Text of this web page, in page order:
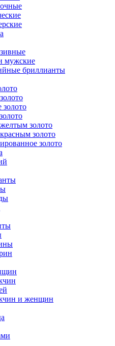
мужские
бриллианты
золото
золото
золото
золото
и женщин